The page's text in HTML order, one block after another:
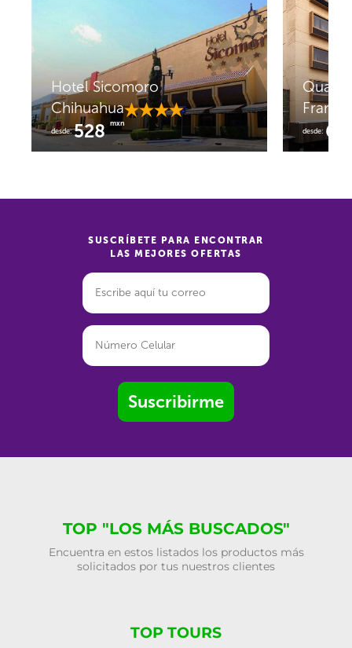
Hotel Sicomoro
Chihuahua
desde:528mxn
desde:
SUSCRÍBETE PARA ENCONTRAR
LAS MEJORES OFERTAS
Suscribirme
TOP "LOS MÁS BUSCADOS"
Encuentra en estos listados los productos más
solicitados por tus nuestros clientes
TOP TOURS